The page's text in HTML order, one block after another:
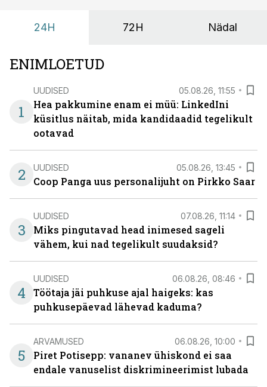
24H 72H Nädal
ENIMLOETUD
1
UUDISED 05.08.26, 11:55
Hea pakkumine enam ei müü: LinkedIni
küsitlus näitab, mida kandidaadid tegelikult
ootavad
2 UUDISED 05.08.26, 13:45
Coop Panga uus personalijuht on Pirkko Saar
3
UUDISED 07.08.26, 11:14
Miks pingutavad head inimesed sageli
vähem, kui nad tegelikult suudaksid?
4
UUDISED 06.08.26, 08:46
Töötaja jäi puhkuse ajal haigeks: kas
puhkusepäevad lähevad kaduma?
5
ARVAMUSED 06.08.26, 10:00
Piret Potisepp: vananev ühiskond ei saa
endale vanuselist diskrimineerimist lubada